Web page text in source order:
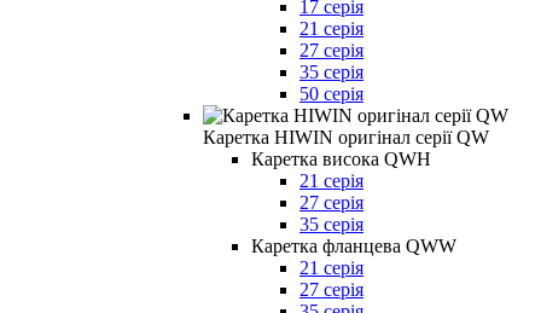
17 серія
21 серія
27 серія
35 серія
50 серія
Каретка HIWIN оригінал серії QW
Каретка висока QWH
21 серія
27 серія
35 серія
Каретка фланцева QWW
21 серія
27 серія